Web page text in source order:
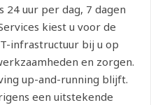
24 uur per dag, 7 dagen
kiest u voor de
infrastructuur bij u op
en zorgen.
up-and-running blijft.
een uitstekende